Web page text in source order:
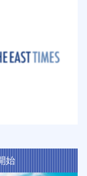
始